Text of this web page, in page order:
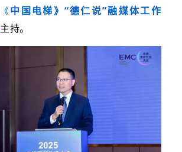
《中国电梯》“德仁说”融媒体工作
主持。